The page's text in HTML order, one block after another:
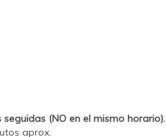
(NO en el mismo horario).
aprox.